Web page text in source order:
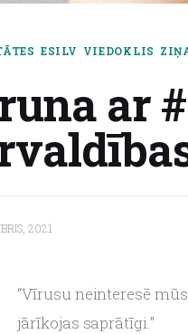
ESILV VIEDOKLIS
ar
2021
“Vīrusu neinteresē
jārīkojas saprātīgi.”